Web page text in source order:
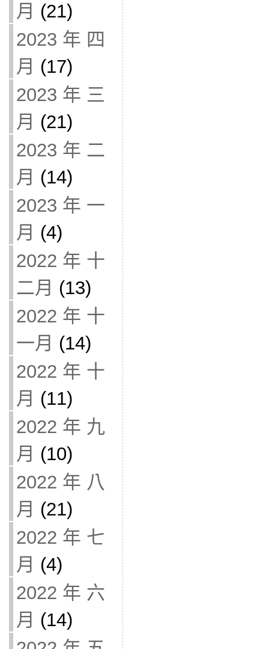
月 (21)
2023 年 四
月 (17)
2023 年 三
月 (21)
2023 年 二
月 (14)
2023 年 一
月 (4)
2022 年 十
二月 (13)
2022 年 十
一月 (14)
2022 年 十
月 (11)
2022 年 九
月 (10)
2022 年 八
月 (21)
2022 年 七
月 (4)
2022 年 六
月 (14)